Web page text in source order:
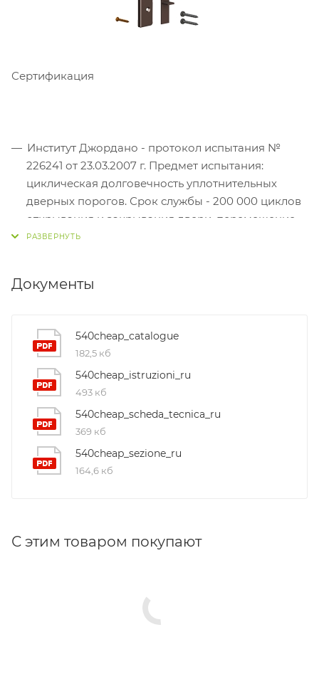
Сертификация
Институт Джордано - протокол испытания №
226241 от 23.03.2007 г. Предмет испытания:
циклическая долговечность уплотнительных
дверных порогов. Срок службы - 200 000 циклов
открывания и закрывания двери, перемещение
порогового уплотнения для закрытия щели в 6
218979 от 27.11.2006 г. Предмет испытания:
автоматических уплотнительных порогов в
соответствии с нормами UNI EN ISO 140-3:2006,
UNI EN ISO 717-1:1997. Звукоизоляция 34 дБ, по
сравнению с максимальной звукоизоляцией
герметичность
Документы
540cheap_catalogue
182,5 кб
540cheap_istruzioni_ru
493 кб
540cheap_scheda_tecnica_ru
369 кб
540cheap_sezione_ru
164,6 кб
С этим товаром покупают